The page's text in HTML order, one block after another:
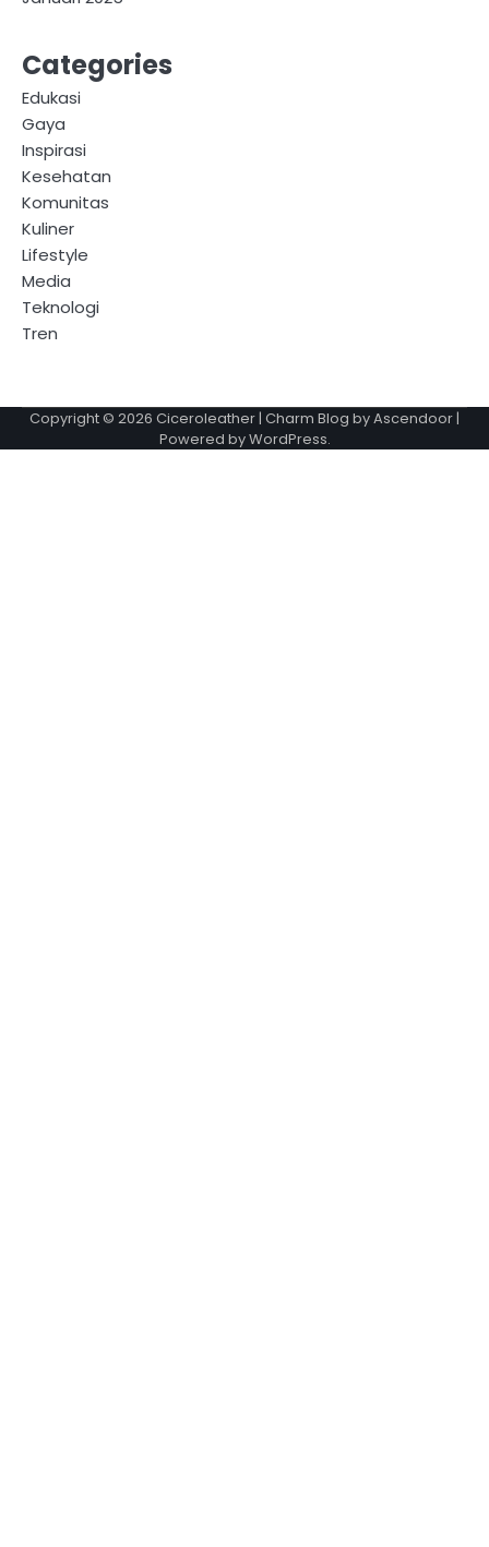
Categories
Edukasi
Gaya
Inspirasi
Kesehatan
Komunitas
Kuliner
Lifestyle
Media
Teknologi
Tren
Copyright © 2026 Ciceroleather | Charm Blog byAscendoor |
Powered byWordPress.